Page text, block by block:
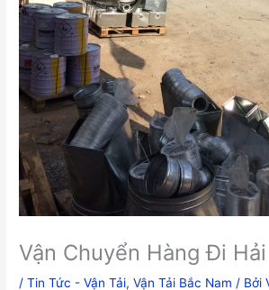
Vận Chuyển Hàng Đi
/Tin Tức - Vận Tải,Vận Tải Bắc Nam / Bởi